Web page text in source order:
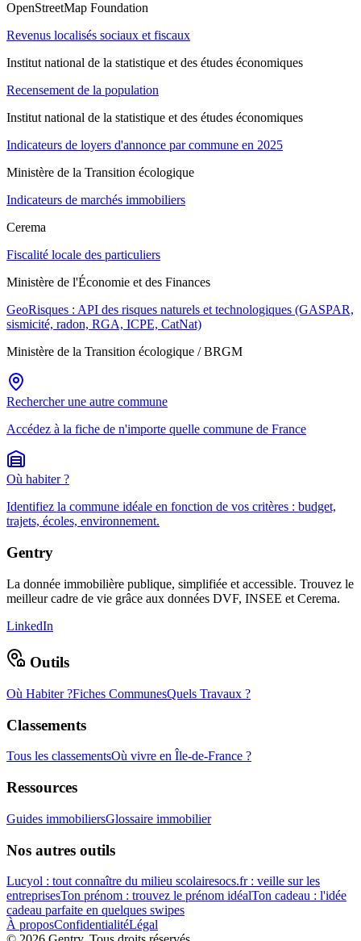
OpenStreetMap Foundation
Revenus localisés sociaux et fiscaux
Institut national de la statistique et des études économiques
Recensement de la population
Institut national de la statistique et des études économiques
Indicateurs de loyers d'annonce par commune en 2025
Ministère de la Transition écologique
Indicateurs de marchés immobiliers
Cerema
Fiscalité locale des particuliers
Ministère de l'Économie et des Finances
GeoRisques : API des risques naturels et technologiques (GASPAR,
sismicité, radon, RGA, ICPE, CatNat)
Ministère de la Transition écologique / BRGM
Rechercher une autre commune
Accédez à la fiche de n'importe quelle commune de France
Où habiter ?
Identifiez la commune idéale en fonction de vos critères : budget,
trajets, écoles, environnement.
Gentry
La donnée immobilière publique, simplifiée et accessible. Trouvez le
meilleur cadre de vie grâce aux données DVF, INSEE et Cerema.
LinkedIn
Outils
Où Habiter ?Fiches CommunesQuels Travaux ?
Classements
Tous les classementsOù vivre en Île-de-France ?
Ressources
Guides immobiliersGlossaire immobilier
Nos autres outils
Lucyol : tout connaître du milieu scolairesocs.fr : veille sur les
entreprisesTon prénom : trouvez le prénom idéalTon cadeau : l'idée
cadeau parfaite en quelques swipes
À proposConfidentialitéLégal